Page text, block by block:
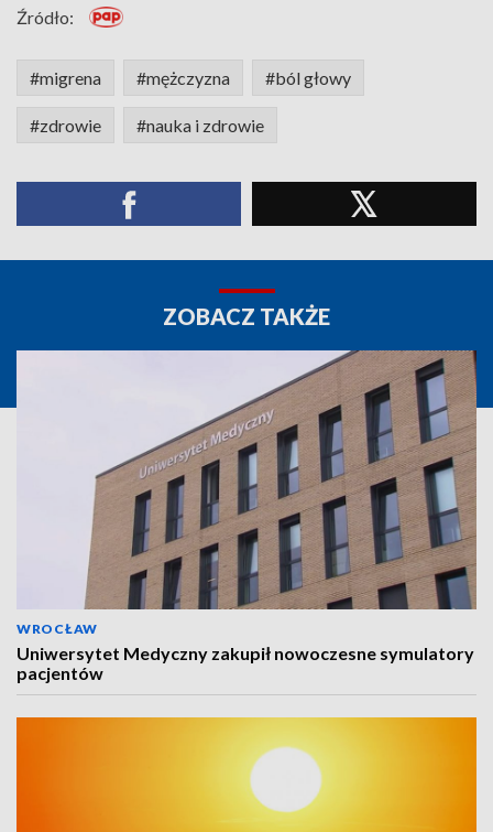
Źródło:
#migrena #mężczyzna #ból głowy
#zdrowie #nauka i zdrowie
ZOBACZ TAKŻE
WROCŁAW
Uniwersytet Medyczny zakupił nowoczesne symulatory
pacjentów